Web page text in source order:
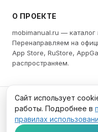
О ПРОЕКТЕ
mobimanual.ru —
Перенаправляем на
App Store, RuStore,
распространяем.
© 2026 mobimanual.ru
Все торговые марки и
правообладателям.
Meta Platforms
Сайт использует
работы. Подробнее в
правилах